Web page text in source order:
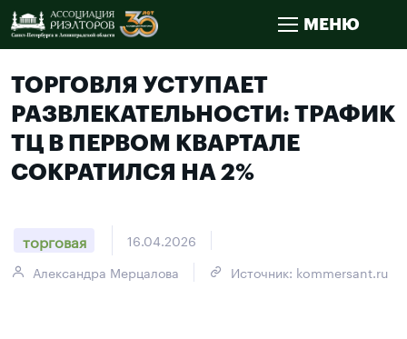
МЕНЮ
ТОРГОВЛЯ УСТУПАЕТ
РАЗВЛЕКАТЕЛЬНОСТИ: ТРАФИК
ТЦ В ПЕРВОМ КВАРТАЛЕ
СОКРАТИЛСЯ НА 2%
торговая
16.04.2026
Александра Мерцалова
Источник: kommersant.ru